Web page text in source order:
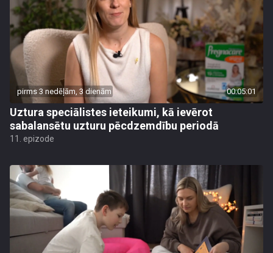
pirms 3 nedēļām, 3 dienām 00:05:01
Uztura speciālistes ieteikumi, kā ievērot
sabalansētu uzturu pēcdzemdību periodā
11. epizode